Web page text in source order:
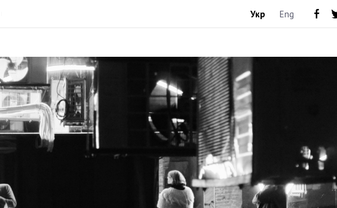
Укр Eng